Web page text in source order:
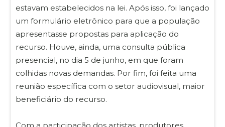
estavam estabelecidos na lei. Após isso, foi lançado
um formulário eletrônico para que a população
apresentasse propostas para aplicação do
recurso. Houve, ainda, uma consulta pública
presencial, no dia 5 de junho, em que foram
colhidas novas demandas. Por fim, foi feita uma
reunião específica com o setor audiovisual, maior
beneficiário do recurso.